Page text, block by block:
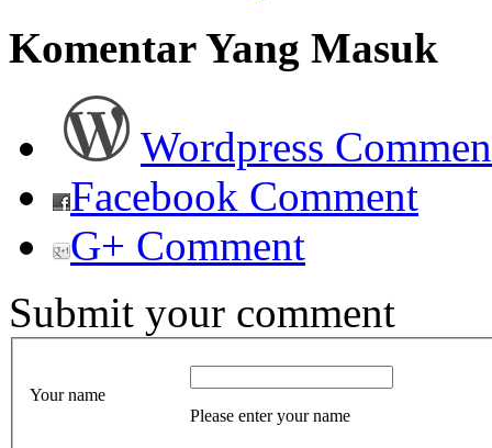
Komentar Yang Masuk
Wordpress
Facebook Comment
G+ Comment
Submit your comment
Your name
Please enter your name